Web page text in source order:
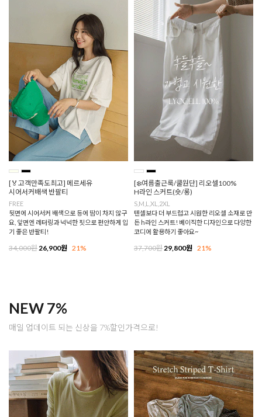
[🏅고객만족도최고] 메르세유
시어서커배색 반팔티
FREE
뒷면에 시어서커 배색으로 등에 땀이 차지 않구
요, 앞면엔 레터링과 넉넉한 핏으로 편안하게 입
기 좋은 반팔티!
34,000원26,900원 21%
[❄️여름출근룩/쿨원단] 리오셀100%
H라인 스커트(숏/롱)
S,M,L,XL,2XL
텐셀보다 더 부드럽고 시원한 리오셀 소재로 만
든 h라인 스커트! 베이직한 디자인으로 다양한
코디에 활용하기 좋아요~
37,700원29,800원 21%
NEW 7%
매일 업데이트 되는 신상을 7%할인가격으로!